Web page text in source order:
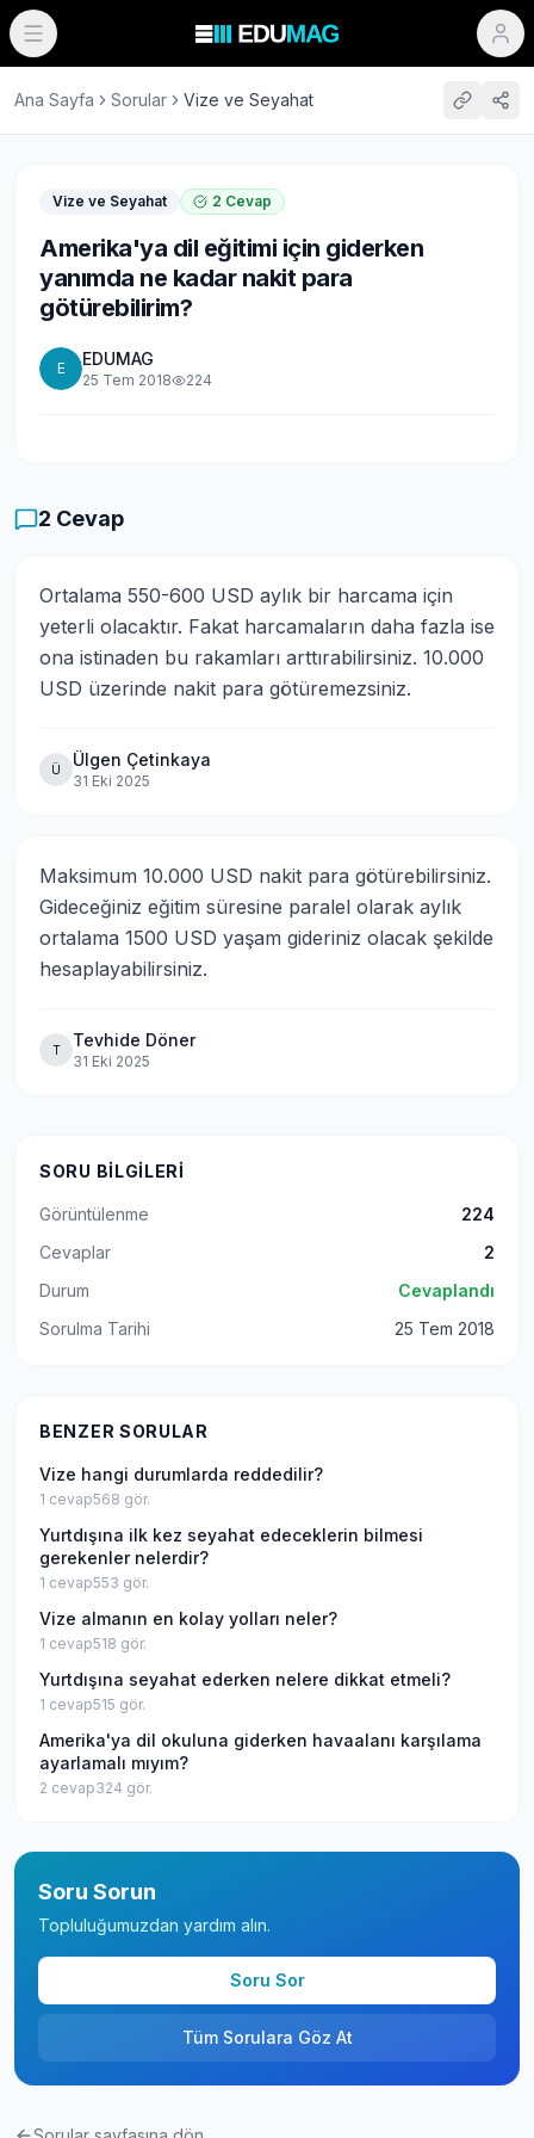
Ana Sayfa Sorular Vize ve Seyahat
Vize ve Seyahat 2 Cevap
Amerika'ya dil eğitimi için giderken
yanımda ne kadar nakit para
götürebilirim?
E EDUMAG
25 Tem 2018 224
2 Cevap
Ortalama 550-600 USD aylık bir harcama için
yeterli olacaktır. Fakat harcamaların daha fazla ise
ona istinaden bu rakamları arttırabilirsiniz. 10.000
USD üzerinde nakit para götüremezsiniz.
Ü Ülgen Çetinkaya
31 Eki 2025
Maksimum 10.000 USD nakit para götürebilirsiniz.
Gideceğiniz eğitim süresine paralel olarak aylık
ortalama 1500 USD yaşam gideriniz olacak şekilde
hesaplayabilirsiniz.
T Tevhide Döner
31 Eki 2025
SORU BILGILERI
Görüntülenme
224
Cevaplar
2
Durum
Cevaplandı
Sorulma Tarihi
25 Tem 2018
BENZER SORULAR
Vize hangi durumlarda reddedilir?
1 cevap568 gör.
Yurtdışına ilk kez seyahat edeceklerin bilmesi
gerekenler nelerdir?
1 cevap553 gör.
Vize almanın en kolay yolları neler?
1 cevap518 gör.
Yurtdışına seyahat ederken nelere dikkat etmeli?
1 cevap515 gör.
Amerika'ya dil okuluna giderken havaalanı karşılama
ayarlamalı mıyım?
2 cevap324 gör.
Soru Sorun
Topluluğumuzdan yardım alın.
Soru Sor
Tüm Sorulara Göz At